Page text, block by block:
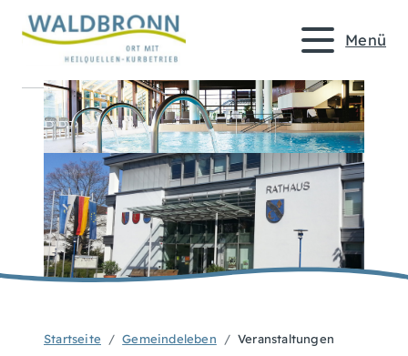
Menü
Startseite Gemeindeleben Veranstaltungen